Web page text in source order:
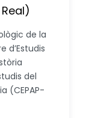
de la
d’Estudis
del
(CEPAP-